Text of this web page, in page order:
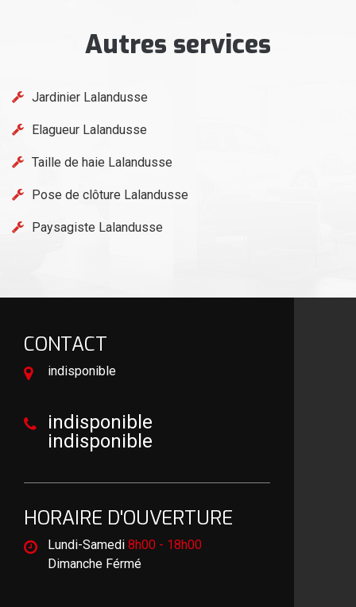
Autres services
Jardinier Lalandusse
Elagueur Lalandusse
Taille de haie Lalandusse
Pose de clôture Lalandusse
Paysagiste Lalandusse
CONTACT
indisponible
indisponible
indisponible
HORAIRE D'OUVERTURE
Lundi-Samedi 8h00 - 18h00
Dimanche Férmé